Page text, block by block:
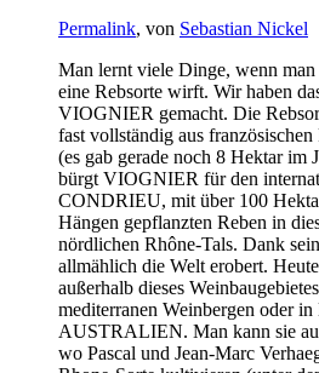
Permalink, von Sebastian Nickel
Man lernt viele Dinge, wenn
eine Rebsorte wirft. Wir haben
VIOGNIER gemacht. Die
fast vollständig aus
(es gab gerade noch 8 Hektar im
bürgt VIOGNIER für den
CONDRIEU, mit über 100
Hängen gepflanzten Reben in
nördlichen Rhône-Tals. Dank
allmählich die Welt erobert.
außerhalb dieses
mediterranen Weinbergen oder
AUSTRALIEN. Man kann sie
wo Pascal und Jean-Marc